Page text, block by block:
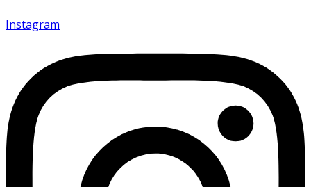
Instagram